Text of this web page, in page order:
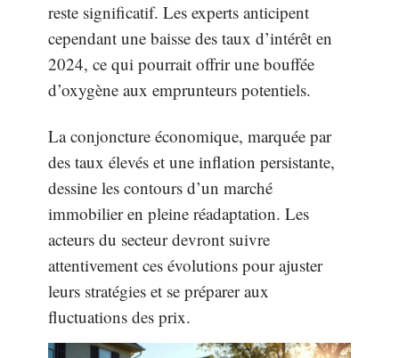
reste significatif. Les experts anticipent
cependant une baisse des taux d’intérêt en
2024, ce qui pourrait offrir une bouffée
d’oxygène aux emprunteurs potentiels.
La conjoncture économique, marquée par
des taux élevés et une inflation persistante,
dessine les contours d’un marché
immobilier en pleine réadaptation. Les
acteurs du secteur devront suivre
attentivement ces évolutions pour ajuster
leurs stratégies et se préparer aux
fluctuations des prix.